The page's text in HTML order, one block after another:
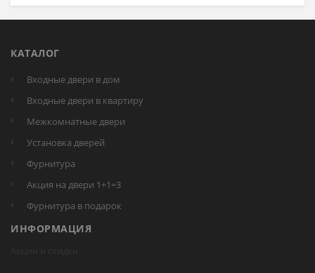
КАТАЛОГ
Входные двери в дом
Входные двери в квартиру
Межкомнатные двери
Установка дверей
Фурнитура
Акция на двери 1+1=3
Фурнитура в подарок
ИНФОРМАЦИЯ